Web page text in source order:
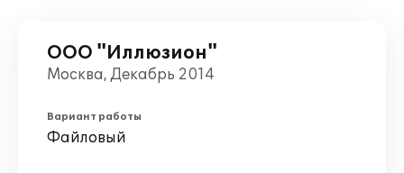
ООО "Иллюзион"
Москва, Декабрь 2014
Вариант работы
Файловый